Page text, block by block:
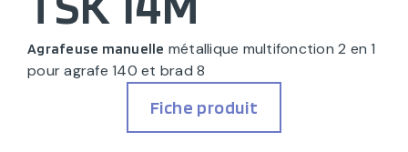
Agrafeuse manuelle métallique multifonction 2 en 1
pour agrafe 140 et brad 8
Fiche produit